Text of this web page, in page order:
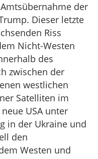
der
Dieser letzte
Riss
Nicht-Westen
des
zwischen der
westlichen
Satelliten im
USA unter
in der Ukraine und
den
Westen und